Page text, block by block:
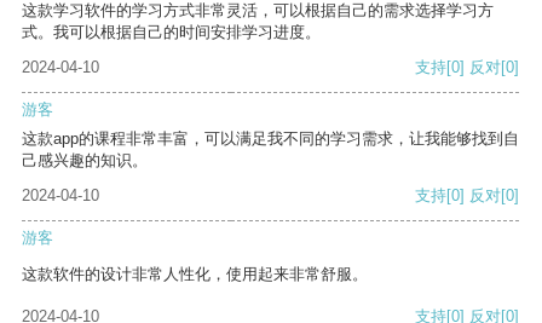
这款学习软件的学习方式非常灵活，可以根据自己的需求选择学习方
式。我可以根据自己的时间安排学习进度。
2024-04-10
支持[0] 反对[0]
游客
这款app的课程非常丰富，可以满足我不同的学习需求，让我能够找到自
己感兴趣的知识。
2024-04-10
支持[0] 反对[0]
游客
这款软件的设计非常人性化，使用起来非常舒服。
2024-04-10 支持[0] 反对[0]